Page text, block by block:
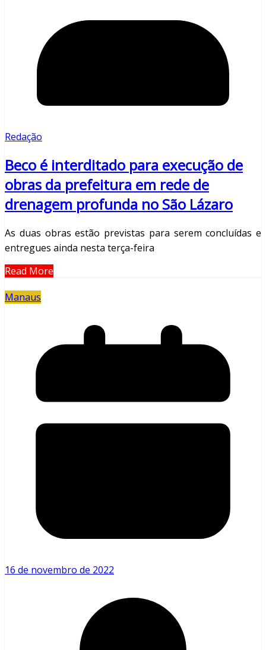
Redação
Beco é interditado para execução de
obras da prefeitura em rede de
drenagem profunda no São Lázaro
As duas obras estão previstas para serem concluídas e
entregues ainda nesta terça-feira
Read More
Manaus
16 de novembro de 2022